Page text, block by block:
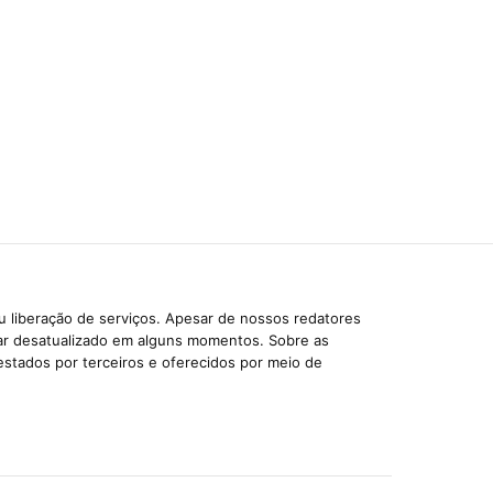
de serviços. Apesar de nossos redatores
em alguns momentos. Sobre as
por terceiros e oferecidos por meio de